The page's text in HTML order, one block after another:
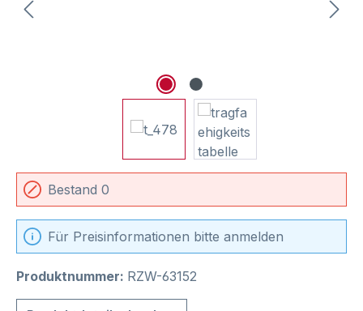
Bestand 0
Für Preisinformationen bitte anmelden
Produktnummer: RZW-63152